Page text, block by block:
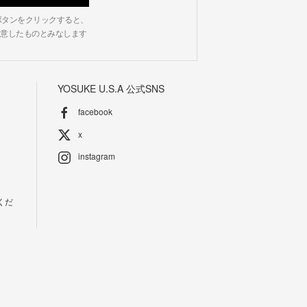
ンをクリックすると、
したものとみなします
だ
YOSUKE U.S.A 公式SNS
facebook
x
instagram